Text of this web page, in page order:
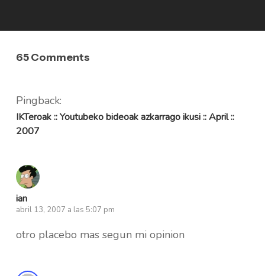
65 Comments
Pingback:
IKTeroak :: Youtubeko bideoak azkarrago ikusi :: April ::
2007
ian
abril 13, 2007 a las 5:07 pm
otro placebo mas segun mi opinion